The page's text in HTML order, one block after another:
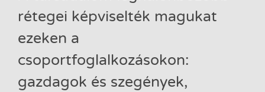
rétegei képviselték magukat
ezeken a
csoportfoglalkozásokon:
gazdagok és szegények,